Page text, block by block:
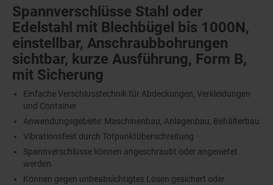
Spannverschlüsse Stahl oder
Edelstahl mit Blechbügel bis 1000N,
einstellbar, Anschraubbohrungen
sichtbar, kurze Ausführung, Form B,
mit Sicherung
Einfache Verschlusstechnik für Abdeckungen, Verkleidungen
und Container
Anwendungsgebiete: Maschinenbau, Anlagenbau, Behälterbau
Vibrationsfest durch Totpunktüberschreitung
Spannverschlüsse können angeschraubt oder angenietet
werden
Können gegen unbeabsichtigtes Lösen gesichert oder